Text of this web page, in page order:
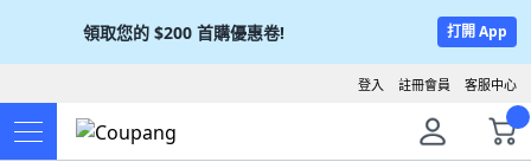
領取您的 $200 首購優惠卷! 打開 App
客服中心
註冊會員
登入